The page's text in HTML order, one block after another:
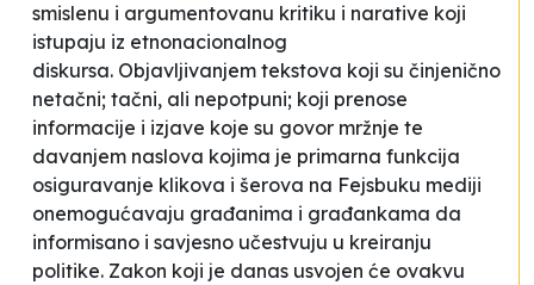
smislenu i argumentovanu kritiku i narative koji
istupaju iz etnonacionalnog
diskursa. Objavljivanjem tekstova koji su činjenično
netačni; tačni, ali nepotpuni; koji prenose
informacije i izjave koje su govor mržnje te
davanjem naslova kojima je primarna funkcija
osiguravanje klikova i šerova na Fejsbuku mediji
onemogućavaju građanima i građankama da
informisano i savjesno učestvuju u kreiranju
politike. Zakon koji je danas usvojen će ovakvu